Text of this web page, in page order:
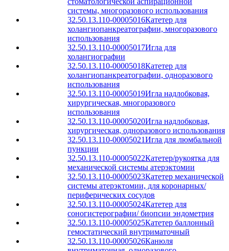
системы, многоразового использования
32.50.13.110-00005016Катетер для
холангиопанкреатографии, многоразового
использования
32.50.13.110-00005017Игла для
холангиографии
32.50.13.110-00005018Катетер для
холангиопанкреатографии, одноразового
использования
32.50.13.110-00005019Игла надлобковая,
хирургическая, многоразового
использования
32.50.13.110-00005020Игла надлобковая,
хирургическая, одноразового использования
32.50.13.110-00005021Игла для люмбальной
пункции
32.50.13.110-00005022Катетер/рукоятка для
механической системы атерэктомии
32.50.13.110-00005023Катетер механической
системы атерэктомии, для коронарных/
периферических сосудов
32.50.13.110-00005024Катетер для
соногистерографии/ биопсии эндометрия
32.50.13.110-00005025Катетер баллонный
гемостатический внутриматочный
32.50.13.110-00005026Канюля